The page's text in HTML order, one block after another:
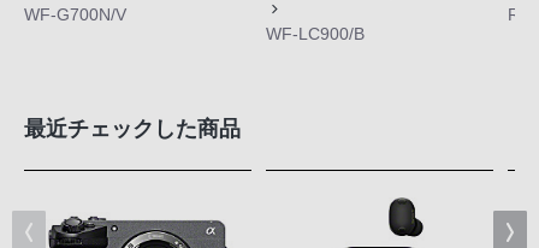
WF-G700N/V
WF-LC900/B
最近チェックした商品